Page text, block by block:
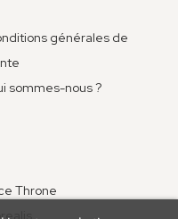
générales de
sommes-nous ?
Throne